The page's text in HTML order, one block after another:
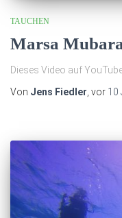
TAUCHEN
Marsa
Dieses Video auf
Von Jens Fiedler , vor 10